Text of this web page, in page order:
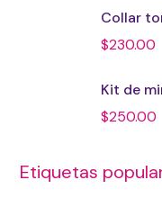
Collar
$230.00
Kit de
$250.00
Etiquetas